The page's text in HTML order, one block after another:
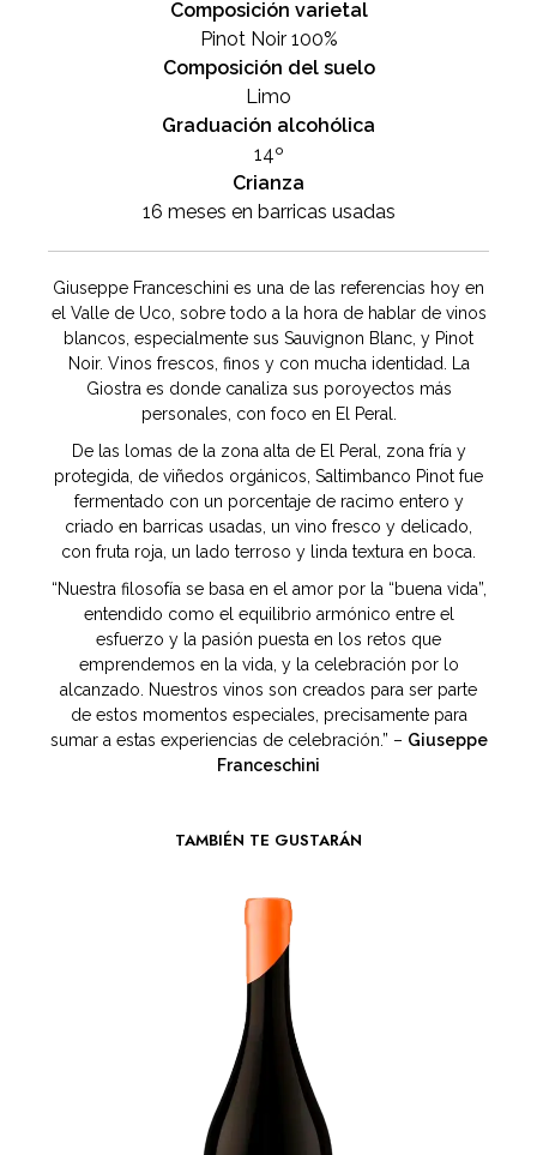
Composición varietal
Pinot Noir 100%
Composición del suelo
Limo
Graduación alcohólica
14º
Crianza
16 meses en barricas usadas
Giuseppe Franceschini es una de las referencias hoy en
el Valle de Uco, sobre todo a la hora de hablar de vinos
blancos, especialmente sus Sauvignon Blanc, y Pinot
Noir. Vinos frescos, finos y con mucha identidad. La
Giostra es donde canaliza sus poroyectos más
personales, con foco en El Peral.
De las lomas de la zona alta de El Peral, zona fría y
protegida, de viñedos orgánicos, Saltimbanco Pinot fue
fermentado con un porcentaje de racimo entero y
criado en barricas usadas, un vino fresco y delicado,
con fruta roja, un lado terroso y linda textura en boca.
“Nuestra filosofía se basa en el amor por la “buena vida”,
entendido como el equilibrio armónico entre el
esfuerzo y la pasión puesta en los retos que
emprendemos en la vida, y la celebración por lo
alcanzado. Nuestros vinos son creados para ser parte
de estos momentos especiales, precisamente para
sumar a estas experiencias de celebración.” – Giuseppe
Franceschini
TAMBIÉN TE GUSTARÁN